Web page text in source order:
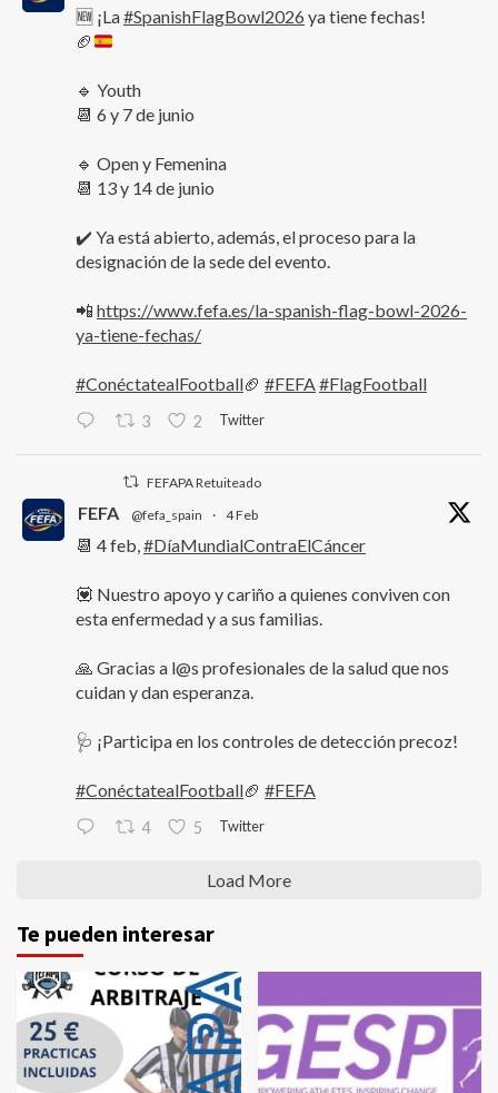
🆕 ¡La#SpanishFlagBowl2026 ya tiene fechas!
🏈
🔹 Youth
📆 6 y 7 de junio
🔹 Open y Femenina
📆 13 y 14 de junio
✔️ Ya está abierto, además, el proceso para la
designación de la sede del evento.
📲 https://www.fefa.es/la-spanish-flag-bowl-2026-
ya-tiene-fechas/
#ConéctatealFootball🏈 #FEFA#FlagFootball
3 2 Twitter
FEFAPA Retuiteado
FEFA @fefa_spain · 4 Feb
📆 4 feb,#DíaMundialContraElCáncer
💟 Nuestro apoyo y cariño a quienes conviven con
esta enfermedad y a sus familias.
🙏 Gracias a l@s profesionales de la salud que nos
cuidan y dan esperanza.
🩺 ¡Participa en los controles de detección precoz!
#ConéctatealFootball🏈 #FEFA
4 5 Twitter
Load More
Te pueden interesar